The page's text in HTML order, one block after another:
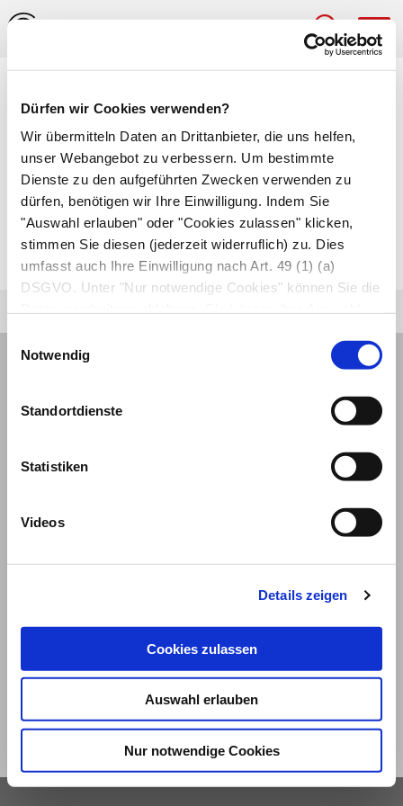
Dürfen wir Cookies verwenden?
Wir übermitteln Daten an Drittanbieter, die uns helfen,
unser Webangebot zu verbessern. Um bestimmte
Dienste zu den aufgeführten Zwecken verwenden zu
dürfen, benötigen wir Ihre Einwilligung. Indem Sie
"Auswahl erlauben" oder "Cookies zulassen" klicken,
stimmen Sie diesen (jederzeit widerruflich) zu. Dies
umfasst auch Ihre Einwilligung nach Art. 49 (1) (a)
DSGVO. Unter "Nur notwendige Cookies" können Sie die
Einwilligungsauswahl
Notwendig
Standortdienste
Statistiken
Videos
Details zeigen
Cookies zulassen
Auswahl erlauben
Nur notwendige Cookies
Phthisis
Gewebsschwund. Unter derPhthisis bulbi
versteht man z.B. die Schrumpfung des
Augapfels nach Netzhautoperation, Trauma oder
schweren Entzündungen.
Datenschutz Privatsphäre